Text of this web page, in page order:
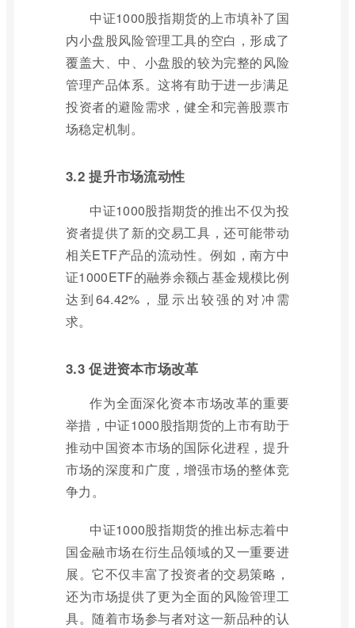
中证1000股指期货的上市填补了国
内小盘股风险管理工具的空白，形成了
覆盖大、中、小盘股的较为完整的风险
管理产品体系。这将有助于进一步满足
投资者的避险需求，健全和完善股票市
场稳定机制。
3.2 提升市场流动性
中证1000股指期货的推出不仅为投
资者提供了新的交易工具，还可能带动
相关ETF产品的流动性。例如，南方中
证1000ETF的融券余额占基金规模比例
达到64.42%，显示出较强的对冲需
求。
3.3 促进资本市场改革
作为全面深化资本市场改革的重要
举措，中证1000股指期货的上市有助于
推动中国资本市场的国际化进程，提升
市场的深度和广度，增强市场的整体竞
争力。
中证1000股指期货的推出标志着中
国金融市场在衍生品领域的又一重要进
展。它不仅丰富了投资者的交易策略，
还为市场提供了更为全面的风险管理工
具。随着市场参与者对这一新品种的认